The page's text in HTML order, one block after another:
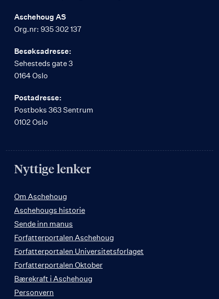
Aschehoug AS
Org.nr: 935 302 137
Besøksadresse:
Sehesteds gate 3
0164 Oslo
Postadresse:
Postboks 363 Sentrum
0102 Oslo
Nyttige lenker
Om Aschehoug
Aschehougs historie
Sende inn manus
Forfatterportalen Aschehoug
Forfatterportalen Universitetsforlaget
Forfatterportalen Oktober
Bærekraft i Aschehoug
Personvern